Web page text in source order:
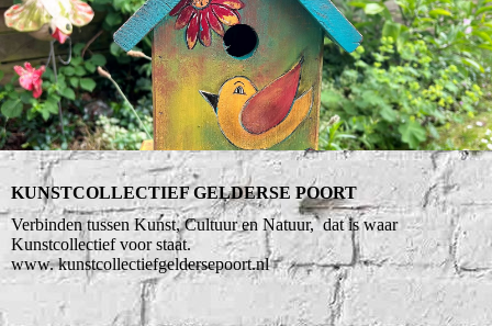
KUNSTCOLLECTIEF GELDERSE POORT
Verbinden tussen Kunst, Cultuur en Natuur, dat is waar
Kunstcollectief voor staat.
www. kunstcollectiefgeldersepoort.nl